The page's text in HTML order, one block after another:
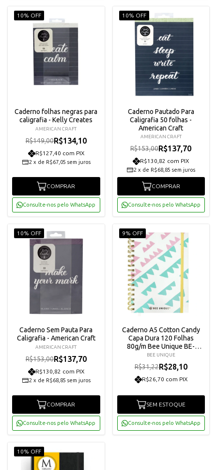
10% OFF
Caderno folhas negras para
caligrafia - Kelly Creates
AMERICAN CRAFT
R$149,00R$134,10
R$127,40 com PIX
2 x de R$67,05 sem juros
COMPRAR
Consulte-nos pelo WhatsApp
10% OFF
Caderno Pautado Para
Caligrafia 50 folhas -
American Craft
AMERICAN CRAFT
R$153,00R$137,70
R$130,82 com PIX
2 x de R$68,85 sem juros
COMPRAR
Consulte-nos pelo WhatsApp
10% OFF
Caderno Sem Pauta Para
Caligrafia - American Craft
AMERICAN CRAFT
R$153,00R$137,70
R$130,82 com PIX
2 x de R$68,85 sem juros
COMPRAR
Consulte-nos pelo WhatsApp
9% OFF
Caderno A5 Cotton Candy
Capa Dura 120 Folhas
80g/m Bee Unique BE-
CA0008
BEE UNIQUE
R$31,22R$28,10
R$26,70 com PIX
SEM ESTOQUE
Consulte-nos pelo WhatsApp
10% OFF